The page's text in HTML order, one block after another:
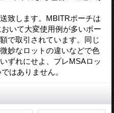
致します。MBITRポーチは
いて大変使用例が多いポー
で取引されています。同じ
妙なロットの違いなどで色
ずれにせよ、プレMSAロッ
はありません。